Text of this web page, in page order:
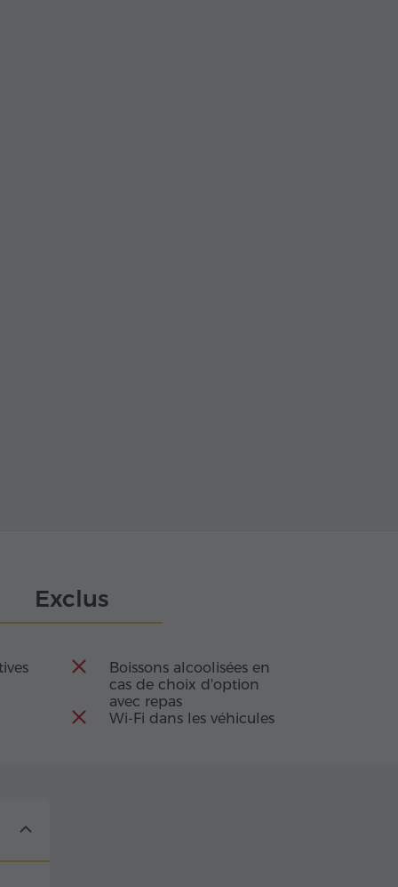
Exclus
Boissons alcoolisées en
cas de choix d'option
avec repas
Wi-Fi dans les véhicules